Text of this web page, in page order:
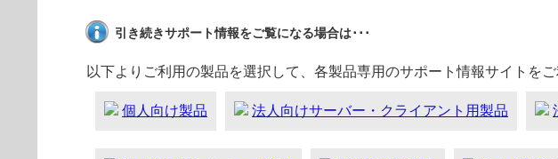
引き続きサポート情報をご覧になる場合は･･･
以下よりご利用の製品を選択して、各製品専用のサポート情報サイトをご
個人向け製品 法人向けサーバー・クライアント用製品